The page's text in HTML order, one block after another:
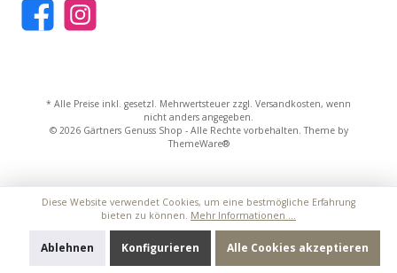
* Alle Preise inkl. gesetzl. Mehrwertsteuer zzgl. Versandkosten, wenn
nicht anders angegeben.
© 2026 Gärtners Genuss Shop - Alle Rechte vorbehalten. Theme by
ThemeWare®
Diese Website verwendet Cookies, um eine bestmögliche Erfahrung
bieten zu können. Mehr Informationen ...
Ablehnen Konfigurieren Alle Cookies akzeptieren